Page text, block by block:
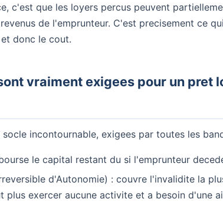
c'est que les loyers percus peuvent
de l'emprunteur. C'est precisement ce
donc le cout.
vraiment exigees pour un pret
incontournable, exigees par toutes les
le capital restant du si l'emprunteur
d'Autonomie) : couvre l'invalidite la
plus exercer aucune activite et a besoin d'une